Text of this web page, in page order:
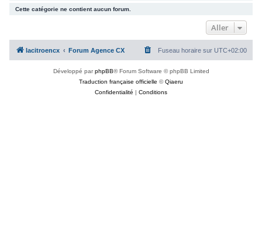
Cette catégorie ne contient aucun forum.
Aller
lacitroencx Forum Agence CX Fuseau horaire sur UTC+02:00
Développé parphpBB® Forum Software © phpBB Limited
Traduction française officielle ©Qiaeru
Confidentialité | Conditions